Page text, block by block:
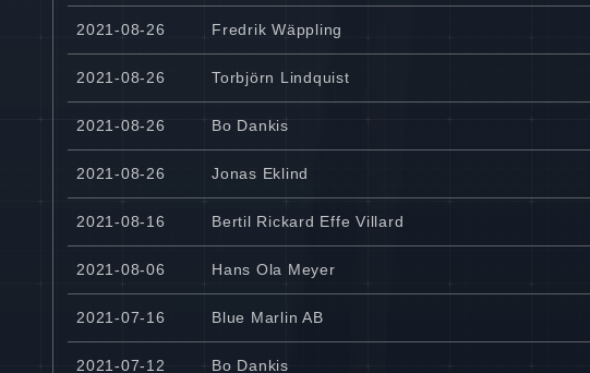
2021-08-26 Fredrik Wäppling
2021-08-26 Torbjörn Lindquist
2021-08-26 Bo Dankis
2021-08-26 Jonas Eklind
2021-08-16 Bertil Rickard Effe Villard
2021-08-06 Hans Ola Meyer
2021-07-16 Blue Marlin AB
2021-07-12 Bo Dankis